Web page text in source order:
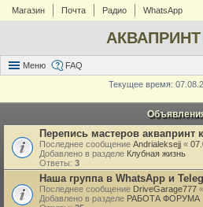
Магазин Почта Радио WhatsApp
Меню FAQ
Текущее время:
Перепись мастеров аквапринт
Последнее сообщение Andrialeksejj «
Добавлено в разделе Клубная жизнь
Ответы: 3
Наша группа в WhatsApp и
Последнее сообщение DriveGarage777 «
Добавлено в разделе РАБОТА ФОРУМА